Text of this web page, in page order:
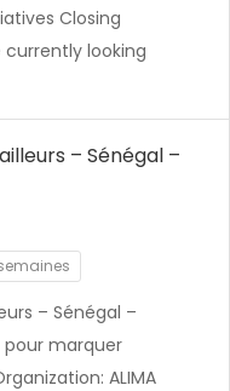
Closing
currently looking
– Sénégal –
– Sénégal –
pour marquer
ALIMA